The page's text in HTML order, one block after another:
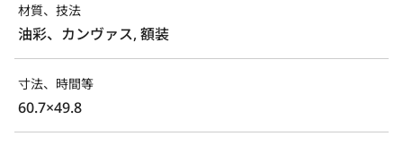
材質、技法
油彩、カンヴァス, 額装
寸法、時間等
60.7×49.8